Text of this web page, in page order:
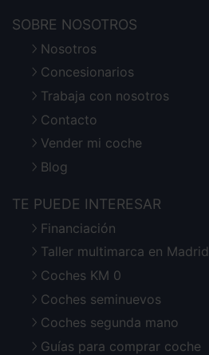
SOBRE NOSOTROS
Nosotros
Concesionarios
Trabaja con nosotros
Contacto
Vender mi coche
Blog
TE PUEDE INTERESAR
Financiación
Taller multimarca en Madrid
Coches KM 0
Coches seminuevos
Coches segunda mano
Guías para comprar coche